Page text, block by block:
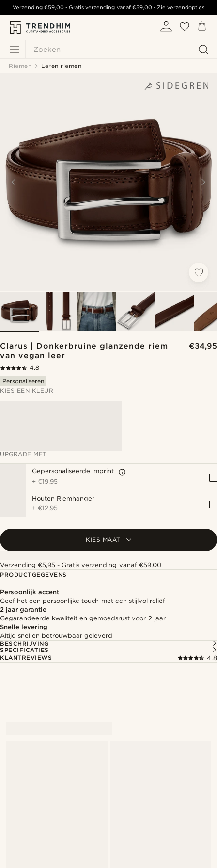
Zoeken
Verzending€59,00 - Gratis verzending vanaf €59,00- Zie verzendopties
Riemen Leren riemen
Clarus | Donkerbruine glanzende riem
van vegan leer
€34,95
4.8
Personaliseren
KIES EEN KLEUR
UPGRADE MET
Gepersonaliseerde imprint
+€19,95
Houten Riemhanger
+€12,95
KIES MAAT
Verzending €5,95 - Gratis verzending vanaf €59,00
PRODUCTGEGEVENS
Persoonlijk accent
Geef het een persoonlijke touch met een stijlvol reliëf
2 jaar garantie
Gegarandeerde kwaliteit en gemoedsrust voor 2 jaar
Snelle levering
Altijd snel en betrouwbaar geleverd
BESCHRIJVING
SPECIFICATIES
KLANTREVIEWS
4.8